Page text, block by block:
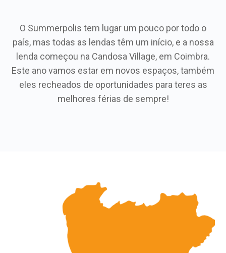
O Summerpolis tem lugar um pouco por todo o
país, mas todas as lendas têm um início, e a nossa
lenda começou na Candosa Village, em Coimbra.
Este ano vamos estar em novos espaços, também
eles recheados de oportunidades para teres as
melhores férias de sempre!